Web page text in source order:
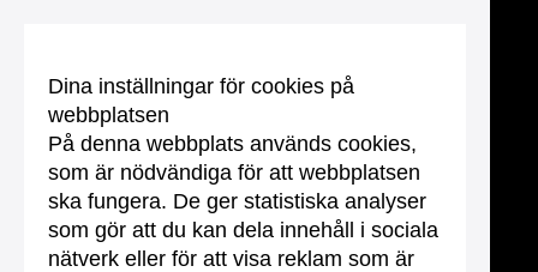
Dina inställningar för cookies på
webbplatsen
På denna webbplats används cookies,
som är nödvändiga för att webbplatsen
ska fungera. De ger statistiska analyser
som gör att du kan dela innehåll i sociala
nätverk eller för att visa reklam som är